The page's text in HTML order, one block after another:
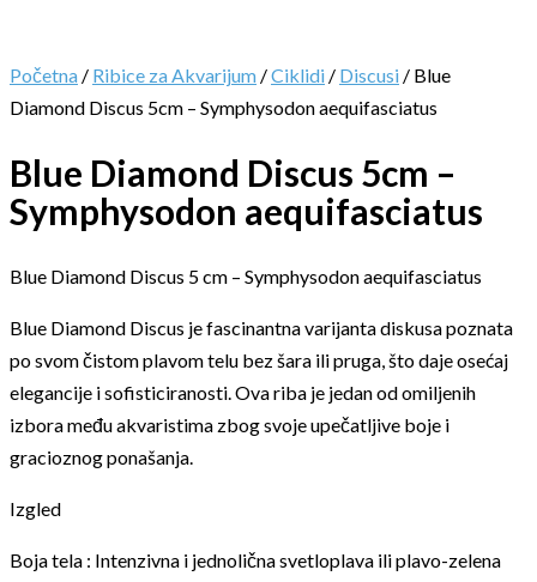
Početna / Ribice za Akvarijum /Ciklidi / Discusi / Blue
Diamond Discus 5cm – Symphysodon aequifasciatus
Blue Diamond Discus 5cm –
Symphysodon aequifasciatus
Blue Diamond Discus 5 cm – Symphysodon aequifasciatus
Blue Diamond Discus je fascinantna varijanta diskusa poznata
po svom čistom plavom telu bez šara ili pruga, što daje osećaj
elegancije i sofisticiranosti. Ova riba je jedan od omiljenih
izbora među akvaristima zbog svoje upečatljive boje i
gracioznog ponašanja.
Izgled
Boja tela : Intenzivna i jednolična svetloplava ili plavo-zelena